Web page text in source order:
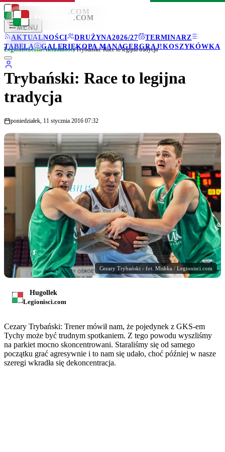
LEGIONISCI .COM
MENU
AKTUALNOŚCI
DRUŻYNA2026/27
TERMINARZ
TABELA
GALERIEKOPA MANAGERGRAJ!KOSZYKÓWKA
LEGIONISCI .COM
Legionisci.com/Aktualności/Trybański: Race to legijna tradycja
Trybański: Race to legijna
tradycja
poniedziałek, 11 stycznia 2016 07:32
Cezary Trybański - fot. Mishka / Legionisci.com
Hugollek
Legionisci.com
Cezary Trybański: Trener mówił nam, że pojedynek z GKS-em
Tychy może być trudnym spotkaniem. Z tego powodu wyszliśmy
na parkiet mocno skoncentrowani. Staraliśmy się od samego
początku grać agresywnie i to nam się udało, choć później w nasze
szeregi wkradła się dekoncentracja.